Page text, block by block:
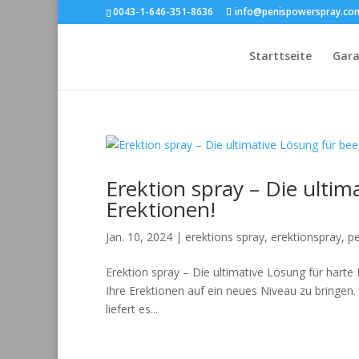
0043-1-646-351-8636
Starttseite
Erektion spray – Die
Erektionen!
Jan. 10, 2024 | erektions spray, erektionspray,
Erektion spray – Die ultimative Lösung für
Ihre Erektionen auf ein neues Niveau zu
liefert es...